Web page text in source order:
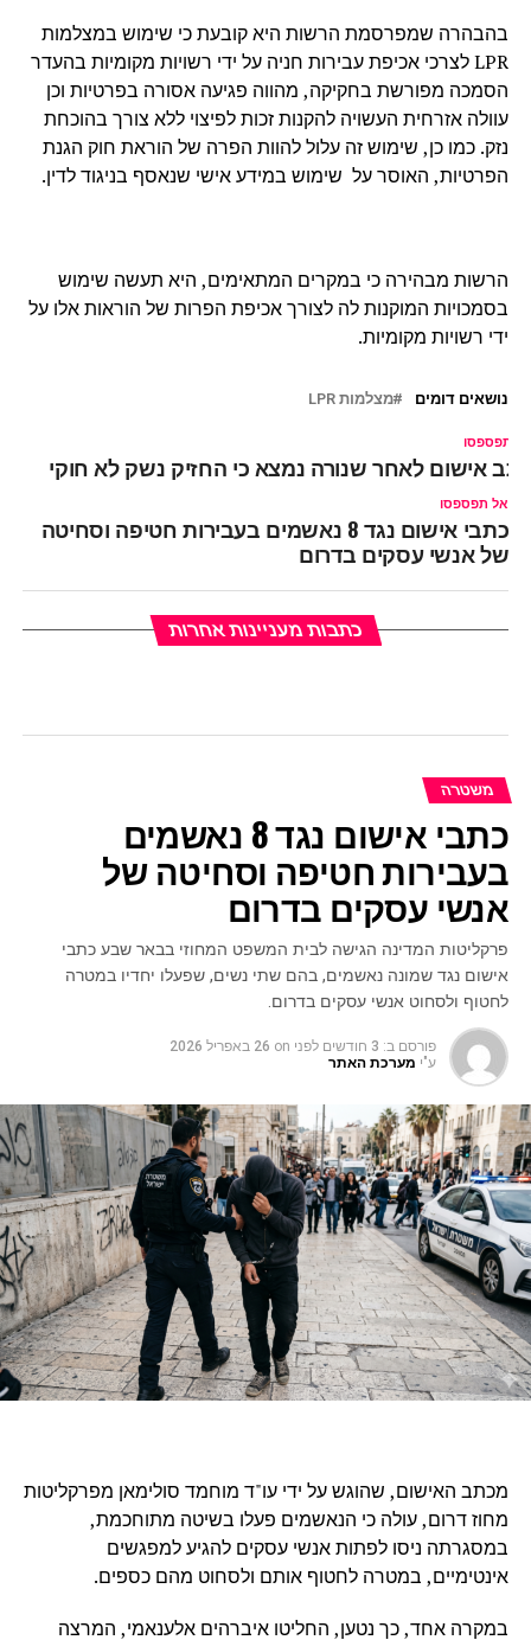
בהבהרה שמפרסמת הרשות היא קובעת כי שימוש במצלמות
LPR לצרכי אכיפת עבירות חניה על ידי רשויות מקומיות בהעדר
הסמכה מפורשת בחקיקה, מהווה פגיעה אסורה בפרטיות וכן
עוולה אזרחית העשויה להקנות זכות לפיצוי ללא צורך בהוכחת
נזק. כמו כן, שימוש זה עלול להוות הפרה של הוראת חוק הגנת
הפרטיות, האוסר על שימוש במידע אישי שנאסף בניגוד לדין.
הרשות מבהירה כי במקרים המתאימים, היא תעשה שימוש
בסמכויות המוקנות לה לצורך אכיפת הפרות של הוראות אלו על
ידי רשויות מקומיות.
נושאים דומים מצלמות LPR
תפספסו
אישום לאחר שנורה נמצא כי החזיק נשק לא חוקי
אל תפספסו
כתבי אישום נגד 8 נאשמים בעבירות חטיפה וסחיטה
של אנשי עסקים בדרום
כתבות מעניינות אחרות
משטרה
כתבי אישום נגד 8 נאשמים
בעבירות חטיפה וסחיטה של
אנשי עסקים בדרום
פרקליטות המדינה הגישה לבית המשפט המחוזי בבאר שבע כתבי
אישום נגד שמונה נאשמים, בהם שתי נשים, שפעלו יחדיו במטרה
לחטוף ולסחוט אנשי עסקים בדרום.
פורסם ב: 3 חודשים לפני on 26 באפריל 2026
ע"י מערכת האתר
מכתב האישום, שהוגש על ידי עו"ד מוחמד סולימאן מפרקליטות
מחוז דרום, עולה כי הנאשמים פעלו בשיטה מתוחכמת,
במסגרתה ניסו לפתות אנשי עסקים להגיע למפגשים
אינטימיים, במטרה לחטוף אותם ולסחוט מהם כספים.
במקרה אחד, כך נטען, החליטו איברהים אלענאמי, המרצה